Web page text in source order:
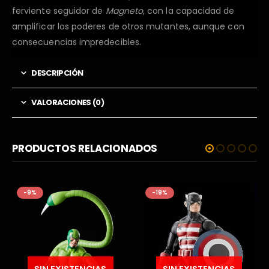
ferviente seguidor de Magneto, con la capacidad de
amplificar los poderes de otros mutantes, aunque con
consecuencias impredecibles.
DESCRIPCIÓN
VALORACIONES (0)
PRODUCTOS RELACIONADOS
-9% -19%